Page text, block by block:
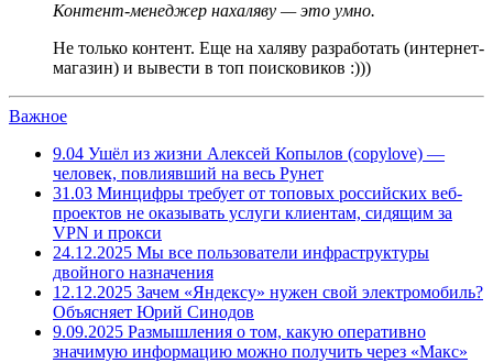
Контент-менеджер нахаляву — это умно.
Не только контент. Еще на халяву разработать (интернет-
магазин) и вывести в топ поисковиков :)))
Важное
9.04 Ушёл из жизни Алексей Копылов (copylove) —
человек, повлиявший на весь Рунет
31.03 Минцифры требует от топовых российских веб-
проектов не оказывать услуги клиентам, сидящим за
VPN и прокси
24.12.2025 Мы все пользователи инфраструктуры
двойного назначения
12.12.2025 Зачем «Яндексу» нужен свой электромобиль?
Объясняет Юрий Синодов
9.09.2025 Размышления о том, какую оперативно
значимую информацию можно получить через «Макс»